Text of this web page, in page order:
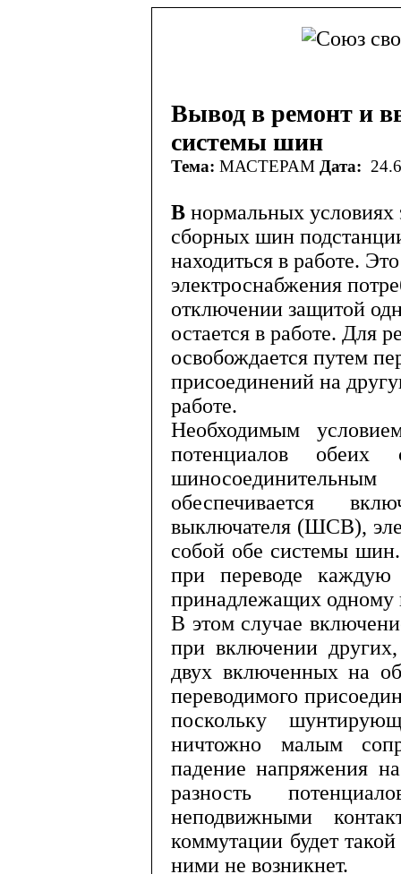
Вывод в ремонт и
системы шин
Тема: МАСТЕРАМ Дата:
В нормальных условиях
сборных шин
находиться в работе.
электроснабжения
отключении защитой
остается в работе. Для
освобождается путем
присоединений на
работе.
Необходимым
потенци­алов
обеспечивается
выключателя (ШСВ),
собой обе системы
при переводе каждую
принадлежащих одному
В этом случае
при включении
двух включен­ных на
переводимого
поскольку
ничтожно малым
падение напряжения
разность
неподвижными
коммутации будет
ними не возникнет.